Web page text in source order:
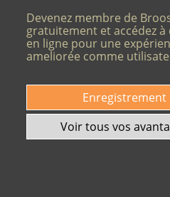
Devenez membre de
gratuitement et accédez à
en ligne pour une
ameliorée comme
Enregistrement
Voir tous vos